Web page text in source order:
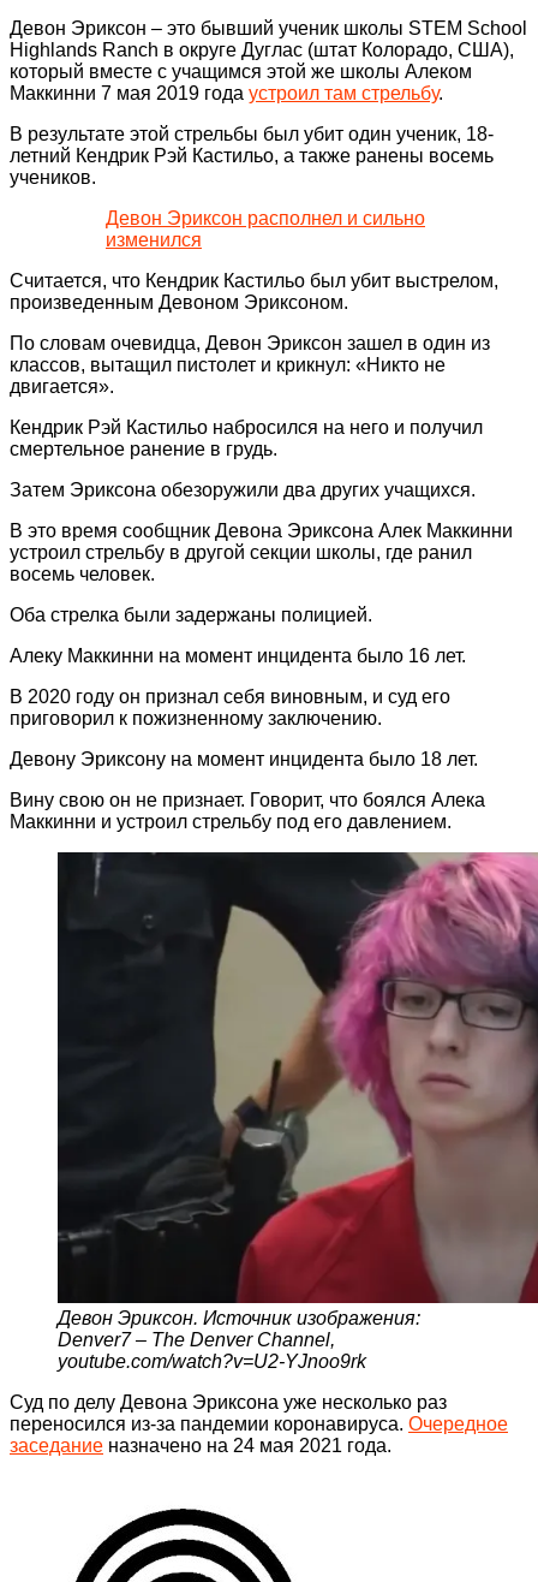
Девон Эриксон – это бывший ученик школы STEM School
Highlands Ranch в округе Дуглас (штат Колорадо, США),
который вместе с учащимся этой же школы Алеком
Маккинни 7 мая 2019 года устроил там стрельбу.
В результате этой стрельбы был убит один ученик, 18-
летний Кендрик Рэй Кастильо, а также ранены восемь
учеников.
Девон Эриксон располнел и сильно
изменился
Считается, что Кендрик Кастильо был убит выстрелом,
произведенным Девоном Эриксоном.
По словам очевидца, Девон Эриксон зашел в один из
классов, вытащил пистолет и крикнул: «Никто не
двигается».
Кендрик Рэй Кастильо набросился на него и получил
смертельное ранение в грудь.
Затем Эриксона обезоружили два других учащихся.
В это время сообщник Девона Эриксона Алек Маккинни
устроил стрельбу в другой секции школы, где ранил
восемь человек.
Оба стрелка были задержаны полицией.
Алеку Маккинни на момент инцидента было 16 лет.
В 2020 году он признал себя виновным, и суд его
приговорил к пожизненному заключению.
Девону Эриксону на момент инцидента было 18 лет.
Вину свою он не признает. Говорит, что боялся Алека
Маккинни и устроил стрельбу под его давлением.
Девон Эриксон. Источник изображения:
Denver7 – The Denver Channel,
youtube.com/watch?v=U2-YJnoo9rk
Суд по делу Девона Эриксона уже несколько раз
переносился из-за пандемии коронавируса. Очередное
заседание назначено на 24 мая 2021 года.